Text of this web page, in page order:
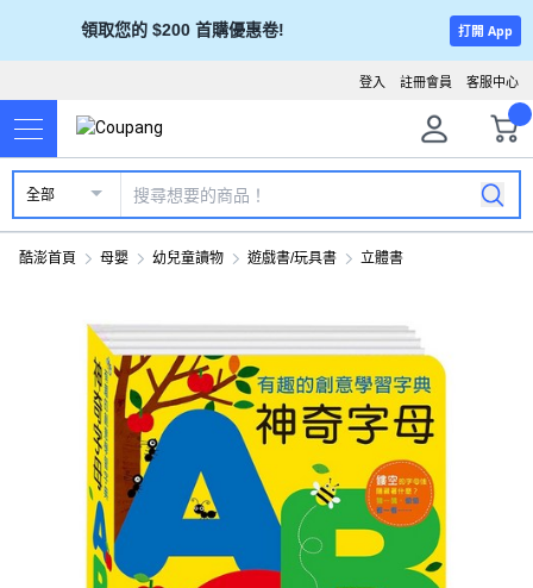
領取您的 $200 首購優惠卷! 打開 App
客服中心
註冊會員
登入
全部
酷澎首頁 母嬰 幼兒童讀物 遊戲書/玩具書 立體書